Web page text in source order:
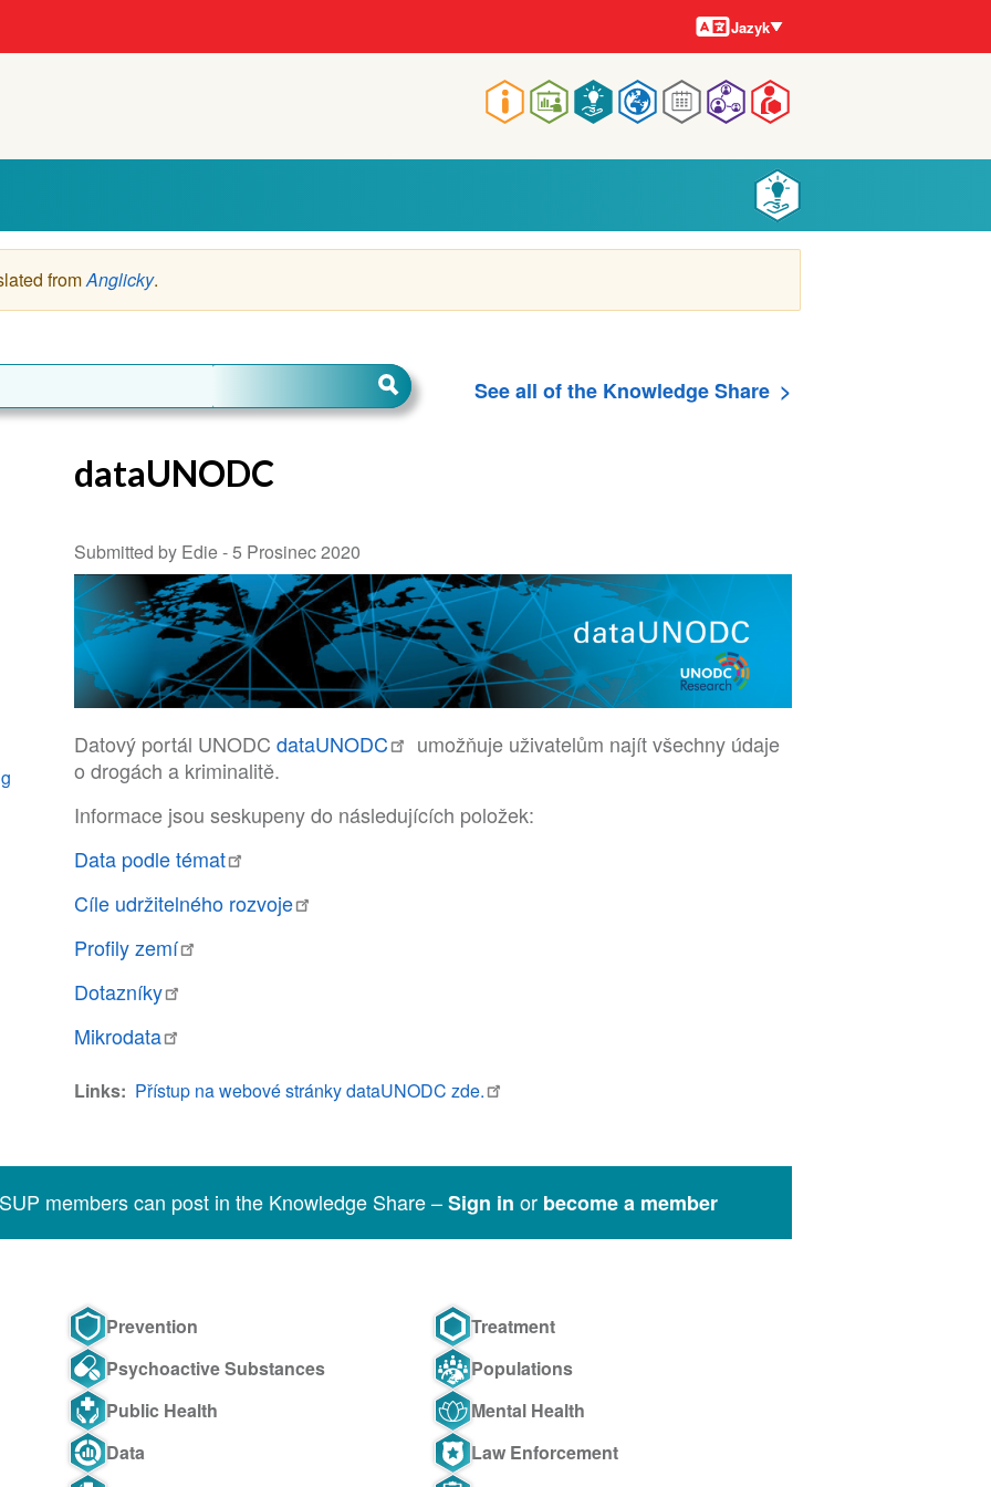
Main
navigation
Jazyky
Jazyk
fromAnglicky.
See all of the Knowledge Share
dataUNODC
Submitted by Edie -5 Prosinec 2020
Datový portál UNODC dataUNODC
umožňuje uživatelům najít všechny údaje
o drogách a kriminalitě.
Informace jsou seskupeny do následujících položek:
Data podle témat
Cíle udržitelného rozvoje
Profily zemí
Dotazníky
Mikrodata
Links Přístup na webové stránky dataUNODC zde.
members can post in the Knowledge Share –Sign in or become a member
Prevention
Treatment
Psychoactive Substances
Populations
Public Health
Mental Health
Data
Law Enforcement